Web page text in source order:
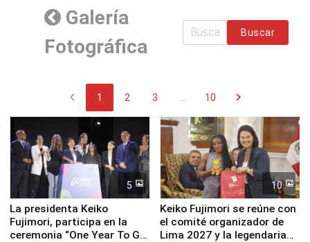
Galería
Fotográfica
Buscar
chevron_left 1 2 3 10 chevron_right
5
La presidenta Keiko
Fujimori, participa en la
ceremonia “One Year To Go
10
Keiko Fujimori se reúne con
el comité organizador de
Lima 2027 y la legendaria